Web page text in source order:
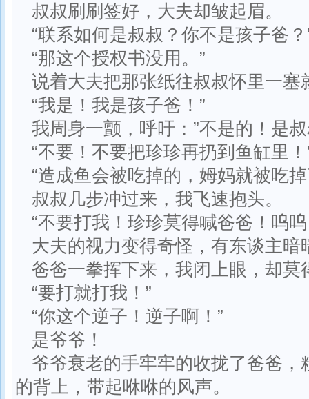
叔叔刷刷签好，大夫却皱起眉。
“联系如何是叔叔？你不是孩子爸？
“那这个授权书没用。”
说着大夫把那张纸往叔叔怀里一塞
“我是！我是孩子爸！”
我周身一颤，呼吁：”不是的！是
“不要！不要把珍珍再扔到鱼缸里！
“造成鱼会被吃掉的，姆妈就被吃掉
叔叔几步冲过来，我飞速抱头。
“不要打我！珍珍莫得喊爸爸！呜
大夫的视力变得奇怪，有东谈主暗
爸爸一拳挥下来，我闭上眼，却莫
“要打就打我！”
“你这个逆子！逆子啊！”
是爷爷！
爷爷衰老的手牢牢的收拢了爸爸
的背上，带起咻咻的风声。